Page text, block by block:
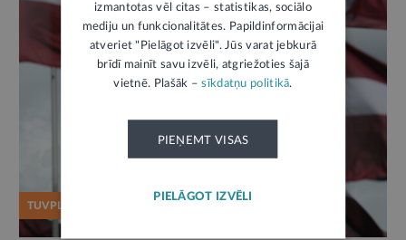
TUVPLĀNĀ
izmantotas vēl citas – statistikas, sociālo
mediju un funkcionalitātes. Papildinformācijai
atveriet "Pielāgot izvēli". Jūs varat jebkurā
brīdī mainīt savu izvēli, atgriežoties šajā
vietnē. Plašāk –sīkdatņu politikā.
PIEŅEMT VISAS
PIELĀGOT IZVĒLI